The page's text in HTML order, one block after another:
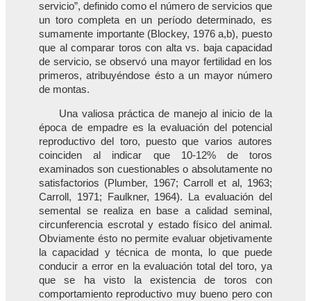
servicio”, definido como el número de servicios que
un toro completa en un período determinado, es
sumamente importante (Blockey, 1976 a,b), puesto
que al comparar toros con alta vs. baja capacidad
de servicio, se observó una mayor fertilidad en los
primeros, atribuyéndose ésto a un mayor número
de montas.
Una valiosa práctica de manejo al inicio de la
época de empadre es la evaluación del potencial
reproductivo del toro, puesto que varios autores
coinciden al indicar que 10-12% de toros
examinados son cuestionables o absolutamente no
satisfactorios (Plumber, 1967; Carroll et al, 1963;
Carroll, 1971; Faulkner, 1964). La evaluación del
semental se realiza en base a calidad seminal,
circunferencia escrotal y estado físico del animal.
Obviamente ésto no permite evaluar objetivamente
la capacidad y técnica de monta, lo que puede
conducir a error en la evaluación total del toro, ya
que se ha visto la existencia de toros con
comportamiento reproductivo muy bueno pero con